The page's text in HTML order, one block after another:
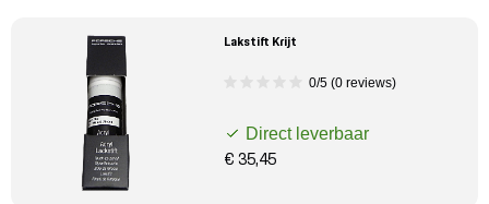
Lakstift Krijt
0/5 (0 reviews)
Direct leverbaar
€ 35,45